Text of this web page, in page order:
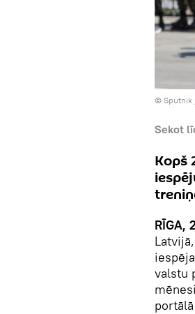
© Sputnik
Sekot
Kopš
RĪGA,
valstu
portālā